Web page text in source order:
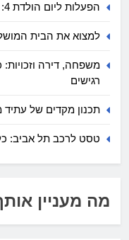
הפעלות ליום הולדת 4: רעיונות מרעננים ושמחים
למצוא את הבית
משפחה, דירה
רגישים
תכנון מקדים של עתיד
טסט לרכב תל אביב:
מה מעניין